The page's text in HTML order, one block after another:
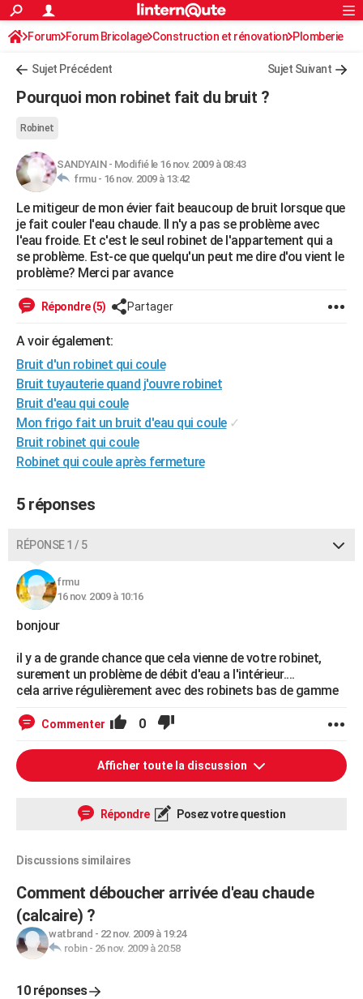
ACTUALITÉS
Politique
Société
Faits Divers
Education
Monde
Villes
+
AUTO
Essais
Réserver un essai
Citadines
Berlines
SUV
Forum auto
+HIGH-TECH
Mobiles
Meilleur smartphone
Internet
Ordinateurs
Jeux vidéo
Guide high-tech
+BRICOLAGE
Forum
Aménagement intérieur
Extérieur
Cuisine
Salle de bains
Jardinage
Rangement
WEEK-END
Guides de France
Escapades
Patrimoine
Expositions
Musées
Week-end nature
+LIFESTYLE
Art de vivre
Bien-être
Loisirs
Mode
Modes de vie
SANTE
Alimentation
Guide de la santé
Maladies
Médicaments
Sommeil
Destinations
City break
Voyage nature
Voyage de noces
Forum
Climat
+PHOTO
GUIDES D'ACHAT
BONS PLANS
Carte de Noël
Carte Bonne année
Carte Saint-Valentin
Carte Pâques
Carte d'anniversaire
DICTIONNAIRE
Dictionnaire
Biographies
Citations
Expressions
Proverbes
PROGRAMME TV
COPAINS D'AVANT
S'inscrire
Se connecter
Lycées
Collèges
Primaires
Universités
Entreprises
Service militaire
Avis de recherche
AVIS DE DÉCÈS
Bricolage
Lifestyle
Culture
Sport
Auto
Television
Voyage
Cinema
Rechercher
S'inscrire
Connexion
Forum Forum Bricolage Construction et rénovation Plomberie
Sujet Précédent Sujet Suivant
Pourquoi mon robinet fait du bruit ?
Robinet
SANDYAIN- Modifié le 16 nov. 2009 à 08:43
frmu - 16 nov. 2009 à 13:42
Le mitigeur de mon évier fait beaucoup de bruit lorsque que
je fait couler l'eau chaude. Il n'y a pas se problème avec
l'eau froide. Et c'est le seul robinet de l'appartement qui a
se problème. Est-ce que quelqu'un peut me dire d'ou vient le
problème? Merci par avance
Répondre (5) Partager
A voir également:
Bruit d'un robinet qui coule
Bruit tuyauterie quand j'ouvre robinet
Bruit d'eau qui coule
Mon frigo fait un bruit d'eau qui coule ✓
Bruit robinet qui coule
Robinet qui coule après fermeture
5 réponses
RÉPONSE 1 / 5
frmu
16 nov. 2009 à 10:16
bonjour
il y a de grande chance que cela vienne de votre robinet,
surement un problème de débit d'eau a l'intérieur....
cela arrive régulièrement avec des robinets bas de gamme
Commenter 0
Afficher toute la discussion
Répondre Posez votre question
Discussions similaires
Comment déboucher arrivée d'eau chaude
(calcaire) ?
watbrand - 22 nov. 2009 à 19:24
robin- 26 nov. 2009 à 20:58
10 réponses